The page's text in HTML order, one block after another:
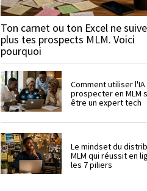
Ton carnet ou ton Excel ne
plus tes prospects MLM. Voici
pourquoi
Comment utiliser
prospecter en MLM
être un expert tech
Le mindset du
MLM qui réussit en
les 7 piliers